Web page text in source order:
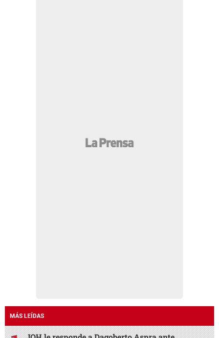
MÁS LEÍDAS